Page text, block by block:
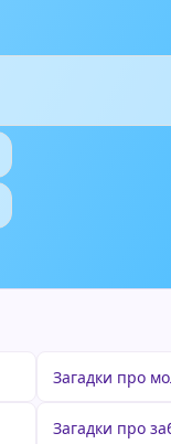
Загадки про
Загадки про